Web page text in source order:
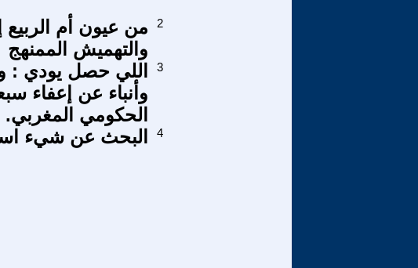
من عيون أم الربيع
والتهميش الممنهج
2
اللي حصل يودي :
وأنباء عن إعفاء
الحكومي المغربي.
3
البحث عن شيء 4